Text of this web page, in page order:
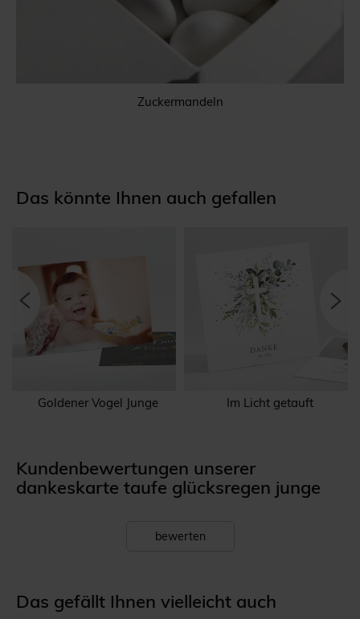
Zuckermandeln
Das könnte Ihnen auch gefallen
Goldener Vogel Junge Im Licht getauft
Kundenbewertungen unserer
dankeskarte taufe glücksregen junge
bewerten
Das gefällt Ihnen vielleicht auch